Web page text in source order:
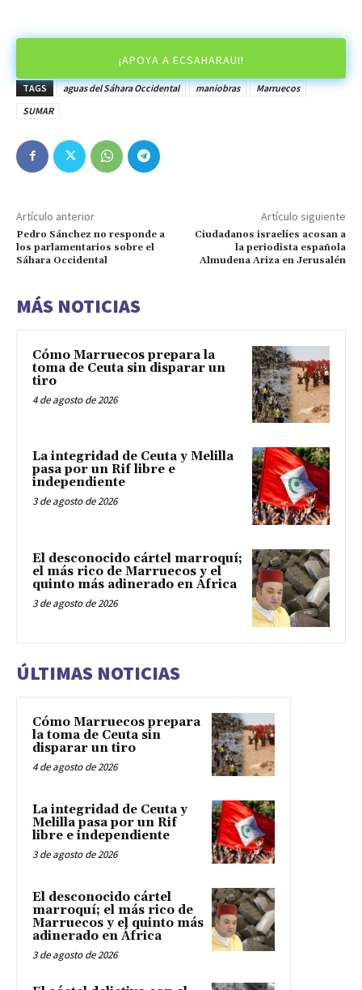
¡APOYA A ECSAHARAUI!
TAGS aguas del Sáhara Occidental maniobras
Marruecos
SUMAR
Artículo anterior
Pedro Sánchez no responde a
los parlamentarios sobre el
Sáhara Occidental
Artículo siguiente
Ciudadanos israelíes acosan a
la periodista española
Almudena Ariza en Jerusalén
MÁS NOTICIAS
Cómo Marruecos prepara la
toma de Ceuta sin disparar un
tiro
4 de agosto de 2026
La integridad de Ceuta y Melilla
pasa por un Rif libre e
independiente
3 de agosto de 2026
El desconocido cártel marroquí;
el más rico de Marruecos y el
quinto más adinerado en África
3 de agosto de 2026
ÚLTIMAS NOTICIAS
Cómo Marruecos prepara
la toma de Ceuta sin
disparar un tiro
4 de agosto de 2026
La integridad de Ceuta y
Melilla pasa por un Rif
libre e independiente
3 de agosto de 2026
El desconocido cártel
marroquí; el más rico de
Marruecos y el quinto más
adinerado en África
3 de agosto de 2026